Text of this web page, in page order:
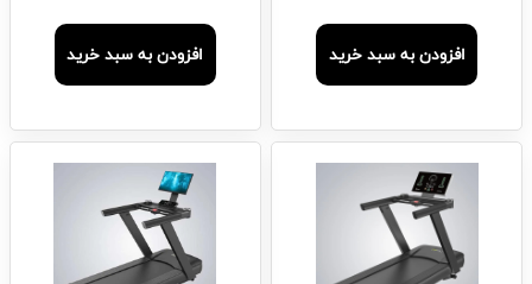
افزودن به سبد خرید افزودن به سبد خرید